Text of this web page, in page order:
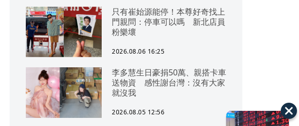
只有崔始源能停！本尊好奇找上
門親問：停車可以嗎 新北店員
粉樂壞
2026.08.06 16:25
李多慧生日豪捐50萬、親搭卡車
送物資 感性謝台灣：沒有大家
就沒我
2026.08.05 12:56